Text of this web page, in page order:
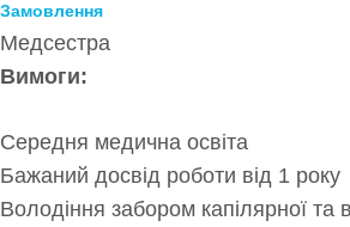
Замовлення
Медсестра
Вимоги:
Середня медична освіта
Бажаний досвід роботи від 1 року
Володіння забором капілярної та